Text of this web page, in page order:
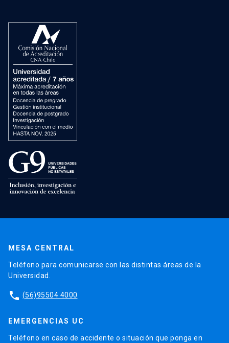
MESA CENTRAL
Teléfono para comunicarse con las distintas áreas de la
Universidad.
phone (56)95504 4000
EMERGENCIAS UC
Teléfono en caso de accidente o situación que ponga en